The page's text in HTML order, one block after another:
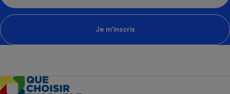
Je m'inscris